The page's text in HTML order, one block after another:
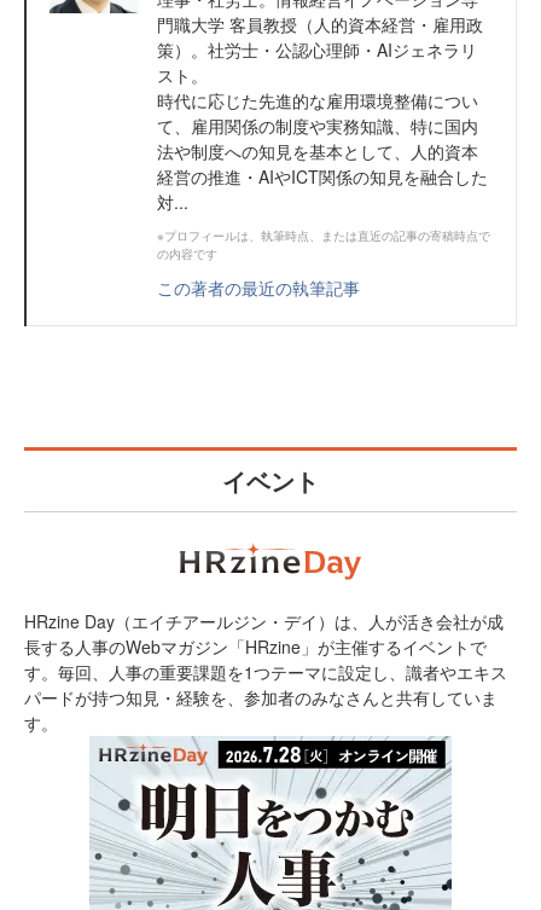
門職大学 客員教授（人的資本経営・雇用政
策）。社労士・公認心理師・AIジェネラリ
スト。
時代に応じた先進的な雇用環境整備につい
て、雇用関係の制度や実務知識、特に国内
法や制度への知見を基本として、人的資本
経営の推進・AIやICT関係の知見を融合した
対...
※プロフィールは、執筆時点、または直近の記事の寄稿時点で
の内容です
この著者の最近の執筆記事
イベント
HRzine Day（エイチアールジン・デイ）は、人が活き会社が成
長する人事のWebマガジン「HRzine」が主催するイベントで
す。毎回、人事の重要課題を1つテーマに設定し、識者やエキス
パードが持つ知見・経験を、参加者のみなさんと共有していま
す。